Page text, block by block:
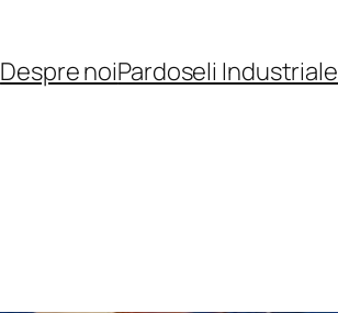
Despre noiPardoseli Industriale